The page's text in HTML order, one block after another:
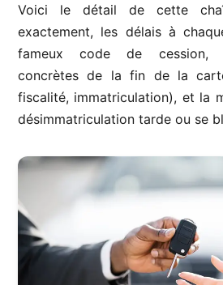
Voici le détail de cette
exactement, les délais à
fameux code de cession,
concrètes de la fin de la
fiscalité, immatriculation), et la
désimmatriculation tarde ou se